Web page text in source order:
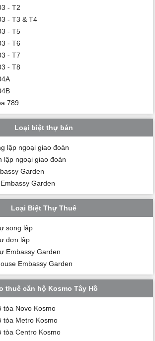
- T2
- T3 & T4
- T5
- T6
- T7
- T8
789
Loại biệt thự bán
lập ngoại giao đoàn
lập ngoại giao đoàn
Garden
Garden
Loại Biệt Thự Thuê
song lập
đơn lập
Embassy Garden
Embassy Garden
thuê căn hộ Kosmo Tây Hồ
tòa Novo Kosmo
tòa Metro Kosmo
tòa Centro Kosmo